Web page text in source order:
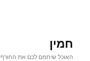
חמין
האוכל שיחמם לכם את החורף